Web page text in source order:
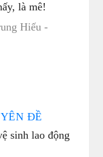
là mê!
Hiếu -
ĐỀ
sinh lao động